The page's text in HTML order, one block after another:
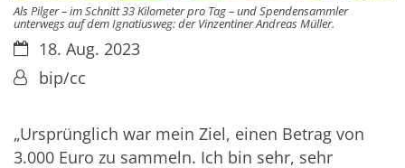
Als Pilger – im Schnitt 33 Kilometer pro Tag – und Spendensammler
unterwegs auf dem Ignatiusweg: der Vinzentiner Andreas Müller.
Datum:18. Aug. 2023
Von:bip/cc
„Ursprünglich war mein Ziel, einen Betrag von
3.000 Euro zu sammeln. Ich bin sehr, sehr